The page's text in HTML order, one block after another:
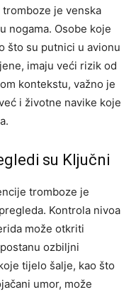
je venska
nogama. Osobe koje
što su putnici u avionu
imaju veći rizik od
kontekstu, važno je
i životne navike koje
su Ključni
tromboze je
Kontrola nivoa
može otkriti
ozbiljni
tijelo šalje, kao što
umor, može